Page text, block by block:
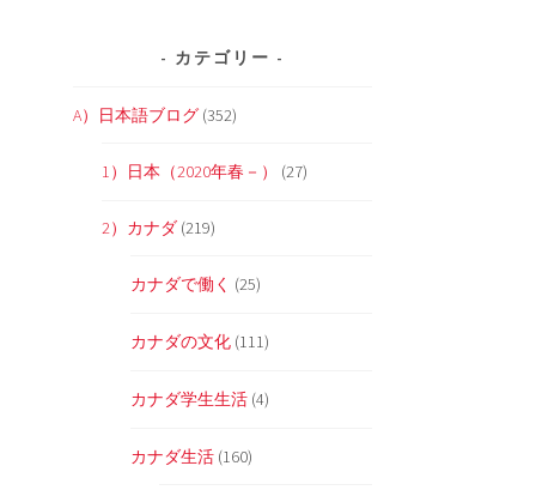
カテゴリー
A）日本語ブログ (352)
1）日本（2020年春－） (27)
2）カナダ (219)
カナダで働く (25)
カナダの文化 (111)
カナダ学生生活 (4)
カナダ生活 (160)